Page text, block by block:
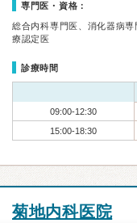
専門医・資格：
総合内科専門医、消化器病
療認定医
診療時間
09:00-12:30
15:00-18:30
菊地内科医院